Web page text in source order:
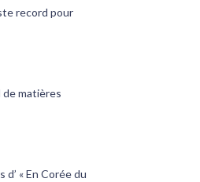
record pour
matières
d’ « En Corée du